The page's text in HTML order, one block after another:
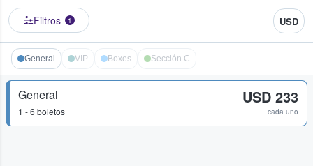
Filtros 1 USD
General VIP Boxes Sección C
General
1 - 6 boletos
USD 233
cada uno